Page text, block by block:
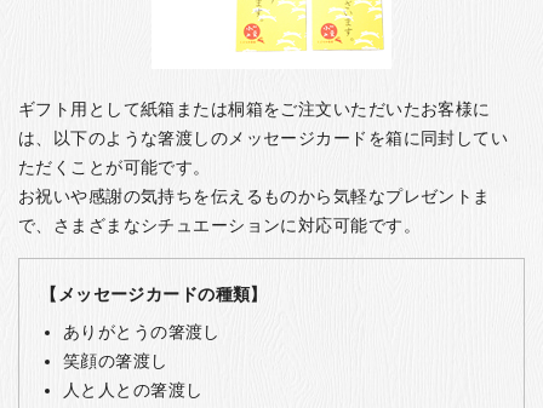
ギフト用として紙箱または桐箱をご注文いただいたお客様に
は、以下のような箸渡しのメッセージカードを箱に同封してい
ただくことが可能です。
お祝いや感謝の気持ちを伝えるものから気軽なプレゼントま
で、さまざまなシチュエーションに対応可能です。
【メッセージカードの種類】
ありがとうの箸渡し
笑顔の箸渡し
人と人との箸渡し